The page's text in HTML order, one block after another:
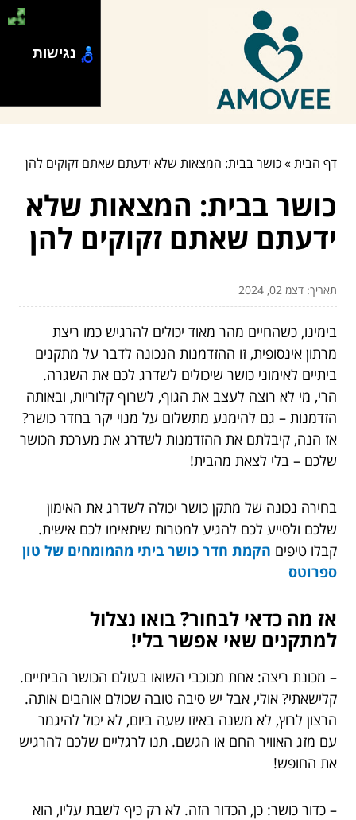
דף הבית»כושר בבית: המצאות שלא ידעתם שאתם זקוקים להן
כושר בבית: המצאות שלא
ידעתם שאתם זקוקים להן
תאריך: דצמ 02, 2024
בימינו, כשהחיים מהר מאוד יכולים להרגיש כמו ריצת
מרתון אינסופית, זו ההזדמנות הנכונה לדבר על מתקנים
ביתיים לאימוני כושר שיכולים לשדרג לכם את השגרה.
הרי, מי לא רוצה לעצב את הגוף, לשרוף קלוריות, ובאותה
הזדמנות – גם להימנע מתשלום על מנוי יקר בחדר כושר?
אז הנה, קיבלתם את ההזדמנות לשדרג את מערכת הכושר
שלכם – בלי לצאת מהבית!
בחירה נכונה של מתקן כושר יכולה לשדרג את האימון
שלכם ולסייע לכם להגיע למטרות שיתאימו לכם אישית.
קבלו טיפים הקמת חדר כושר ביתי מהמומחים של טון
ספרוטס
אז מה כדאי לבחור? בואו נצלול
למתקנים שאי אפשר בלי!
– מכונת ריצה: אחת מכוכבי השואו בעולם הכושר הביתיים.
קלישאתי? אולי, אבל יש סיבה טובה שכולם אוהבים אותה.
הרצון לרוץ, לא משנה באיזו שעה ביום, לא יכול להיגמר
עם מזג האוויר החם או הגשם. תנו לרגליים שלכם להרגיש
את החופש!
– כדור כושר: כן, הכדור הזה. לא רק כיף לשבת עליו, הוא
נגישות